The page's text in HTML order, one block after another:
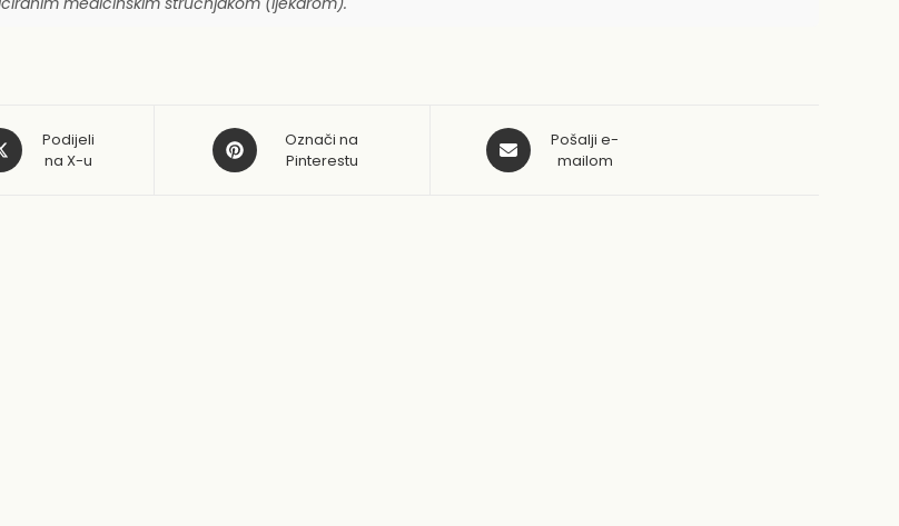
Podijeli
na X-u
Opens
in
Označi na
Pinterestu
Opens
in
Pošalji e-
mailom